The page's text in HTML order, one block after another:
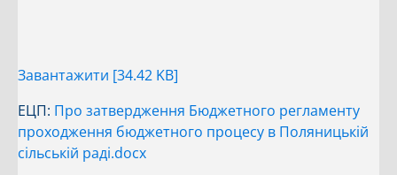
Завантажити [34.42 KB]
ЕЦП: Про затвердження Бюджетного регламенту
проходження бюджетного процесу в Поляницькій
сільській раді.docx